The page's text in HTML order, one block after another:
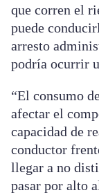
que corren el
puede
arresto
podría ocurrir
“El consumo
afectar el
capacidad de
conductor
llegar a no
pasar por alto